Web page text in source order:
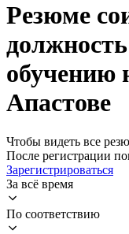
Резюме
обучению
Апастове
Чтобы видеть все
После регистрации
Зарегистрироваться
За всё время
По соответствию